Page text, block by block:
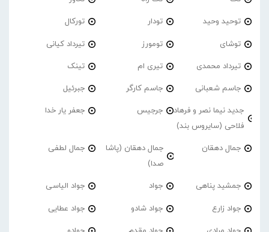
توحید وحید تودار تورکال
توشای تومورز تیرداد کیانی
تیرداد محمدی تیری ام تینک
جاسم شعبانی جاسم کارگر جبرئیل
جدید نیما نصر و فرهاد
فلاحی (سایروس بند)
جرجیس جعفر یار خدا
جمال دهقان
جمال دهقان (پاشا
صدا)
جمال لطفی
جمشید پناهی جواد جواد الیاسی
جواد زارع جواد شادو جواد عطایی